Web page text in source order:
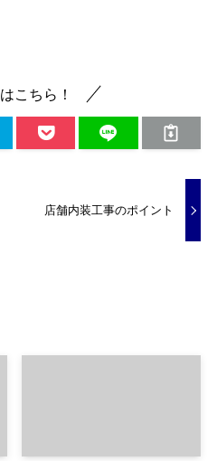
こちら！
店舗内装工事のポイント